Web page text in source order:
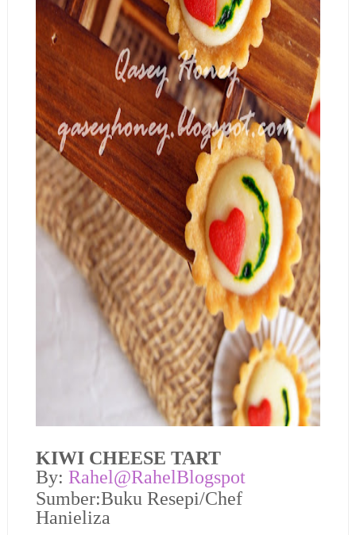
KIWI CHEESE TART
By: Rahel@RahelBlogspot
Sumber:Buku Resepi/Chef
Hanieliza